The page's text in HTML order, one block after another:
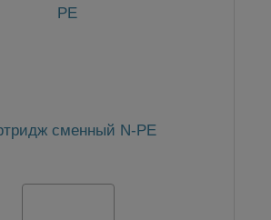
сменный N-PE